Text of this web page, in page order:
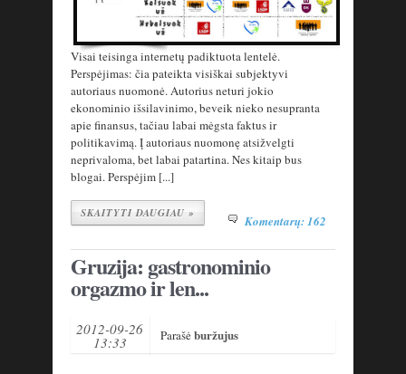
Visai teisinga internetų padiktuota lentelė.
Perspėjimas: čia pateikta visiškai subjektyvi
autoriaus nuomonė. Autorius neturi jokio
ekonominio išsilavinimo, beveik nieko nesupranta
apie finansus, tačiau labai mėgsta faktus ir
politikavimą. Į autoriaus nuomonę atsižvelgti
neprivaloma, bet labai patartina. Nes kitaip bus
blogai. Perspėjim [...]
SKAITYTI DAUGIAU » Komentarų: 162
Gruzija: gastronominio
orgazmo ir len...
2012-09-26
13:33 Parašėburžujus